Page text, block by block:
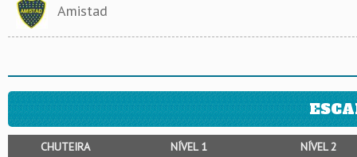
Amistad
CHUTEIRA NÍVEL 1 NÍVEL 2